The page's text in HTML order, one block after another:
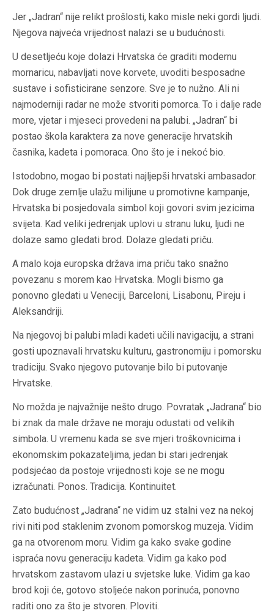
Jer „Jadran“ nije relikt prošlosti, kako misle neki gordi ljudi.
Njegova najveća vrijednost nalazi se u budućnosti.
U desetljeću koje dolazi Hrvatska će graditi modernu
mornaricu, nabavljati nove korvete, uvoditi besposadne
sustave i sofisticirane senzore. Sve je to nužno. Ali ni
najmoderniji radar ne može stvoriti pomorca. To i dalje rade
more, vjetar i mjeseci provedeni na palubi. „Jadran“ bi
postao škola karaktera za nove generacije hrvatskih
časnika, kadeta i pomoraca. Ono što je i nekoć bio.
Istodobno, mogao bi postati najljepši hrvatski ambasador.
Dok druge zemlje ulažu milijune u promotivne kampanje,
Hrvatska bi posjedovala simbol koji govori svim jezicima
svijeta. Kad veliki jedrenjak uplovi u stranu luku, ljudi ne
dolaze samo gledati brod. Dolaze gledati priču.
A malo koja europska država ima priču tako snažno
povezanu s morem kao Hrvatska. Mogli bismo ga
ponovno gledati u Veneciji, Barceloni, Lisabonu, Pireju i
Aleksandriji.
Na njegovoj bi palubi mladi kadeti učili navigaciju, a strani
gosti upoznavali hrvatsku kulturu, gastronomiju i pomorsku
tradiciju. Svako njegovo putovanje bilo bi putovanje
Hrvatske.
No možda je najvažnije nešto drugo. Povratak „Jadrana“ bio
bi znak da male države ne moraju odustati od velikih
simbola. U vremenu kada se sve mjeri troškovnicima i
ekonomskim pokazateljima, jedan bi stari jedrenjak
podsjećao da postoje vrijednosti koje se ne mogu
izračunati. Ponos. Tradicija. Kontinuitet.
Zato budućnost „Jadrana“ ne vidim uz stalni vez na nekoj
rivi niti pod staklenim zvonom pomorskog muzeja. Vidim
ga na otvorenom moru. Vidim ga kako svake godine
ispraća novu generaciju kadeta. Vidim ga kako pod
hrvatskom zastavom ulazi u svjetske luke. Vidim ga kao
brod koji će, gotovo stoljeće nakon porinuća, ponovno
raditi ono za što je stvoren. Ploviti.